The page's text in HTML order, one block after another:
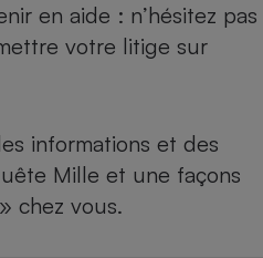
en aide : n’hésitez pas
votre litige sur
informations et des
Mille et une façons
chez vous.